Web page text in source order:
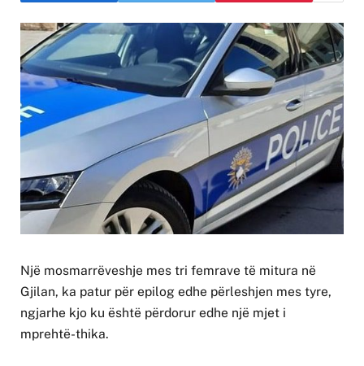
Një mosmarrëveshje mes tri femrave të mitura në
Gjilan, ka patur për epilog edhe përleshjen mes tyre,
ngjarhe kjo ku është përdorur edhe një mjet i
mprehtë-thika.